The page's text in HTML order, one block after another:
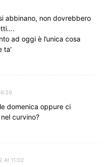
abbinano, non dovrebbero
ad oggi è l’unica cosa
ta’
domenica oppure ci
curvino?
At 11:02